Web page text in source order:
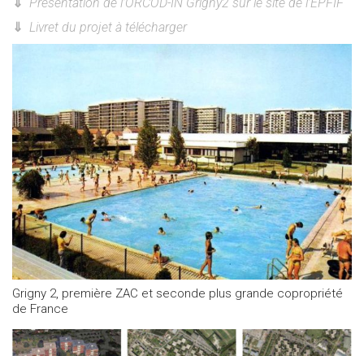
⇓ Livret du projet à télécharger
Grigny 2, première ZAC et seconde plus grande copropriété
de France